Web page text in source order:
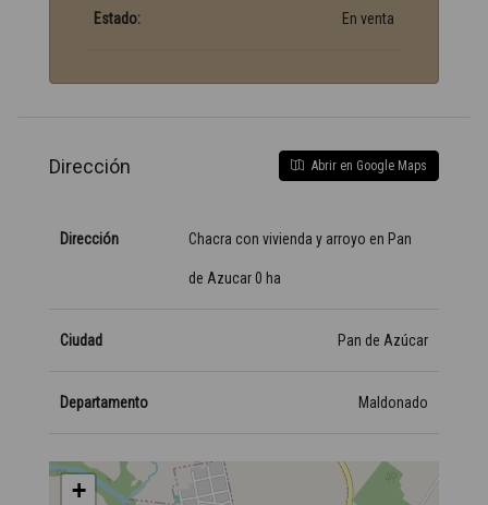
Estado: En venta
Dirección Abrir en Google Maps
Dirección Chacra con vivienda y arroyo en Pan
de Azucar 0 ha
Ciudad Pan de Azúcar
Departamento Maldonado
+